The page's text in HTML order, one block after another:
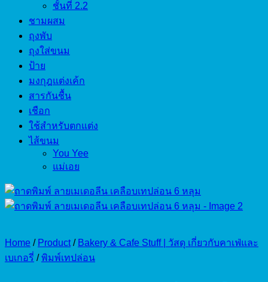
ชั้นที่ 2.2
ชามผสม
ถุงพับ
ถุงใส่ขนม
ป้าย
มงกุฎแต่งเค้ก
สารกันชื้น
เชือก
ใช้สำหรับตกแต่ง
ไส้ขนม
You Yee
แม่เอย
Home / Product / Bakery & Cafe Stuff | วัสดุ เกี่ยวกับคาเฟ่และ
เบเกอรี่ / พิมพ์เทปล่อน